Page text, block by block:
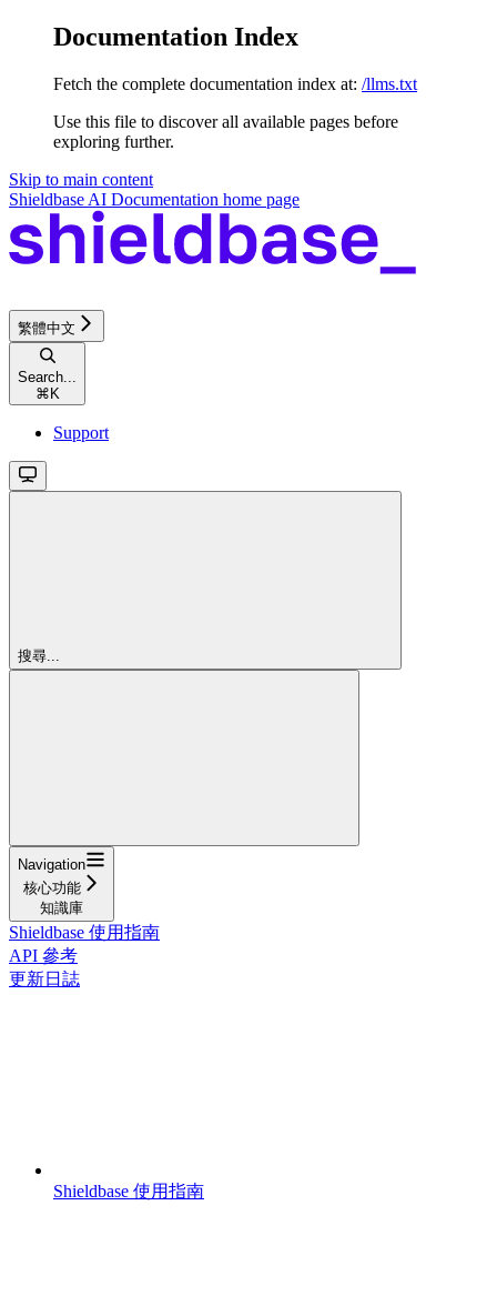
Documentation Index
Fetch the complete documentation index at: /llms.txt
Use this file to discover all available pages before
exploring further.
Skip to main content
Shieldbase AI Documentation home page
繁體中文
Search...
⌘ K
Support
搜尋...
Navigation
核心功能
知識庫
Shieldbase 使用指南
API 參考
更新日誌
Shieldbase 使用指南